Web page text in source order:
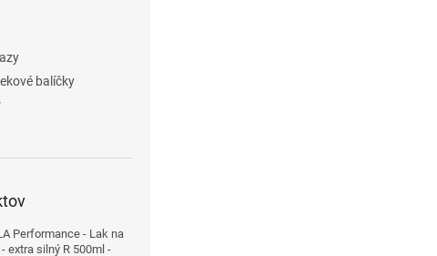
balíčky
Performance - Lak na
extra silný R 500ml -